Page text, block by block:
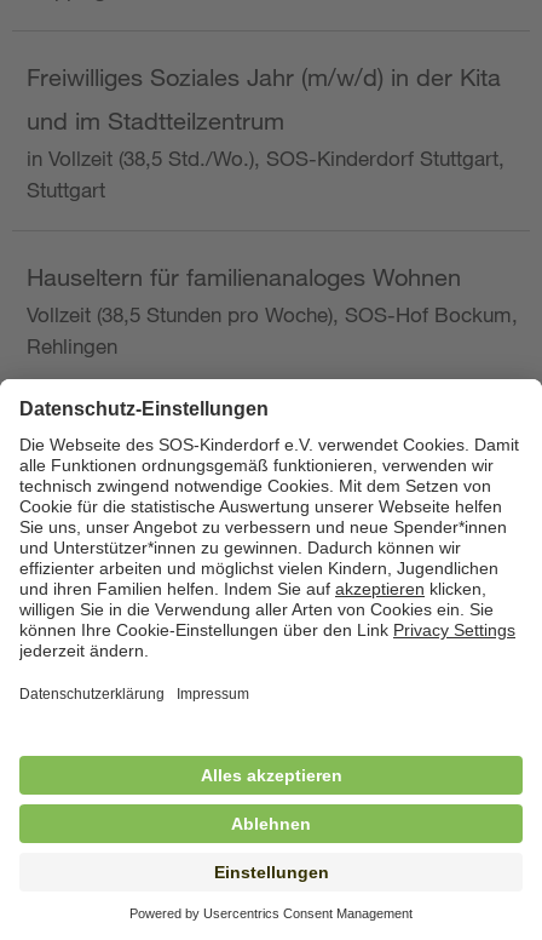
Freiwilliges Soziales Jahr (m/w/d) in der Kita
und im Stadtteilzentrum
in Vollzeit (38,5 Std./Wo.), SOS-Kinderdorf Stuttgart,
Stuttgart
Hauseltern für familienanaloges Wohnen
Vollzeit (38,5 Stunden pro Woche), SOS-Hof Bockum,
Rehlingen
Hauswirtschafterin / Köchin (m/w/d) als
Ausbilderin (m/w/d) im Bereich
Nahrungszubereitung
in Vollzeit (38,5 Std./Wo.), SOS-Kinderdorf
Saarbrücken, Saarbrücken
Hauswirtschaftskraft (m/w/d)
in unbefristeter Anstellung, Teilzeit (25 Std./Wo.), SOS-